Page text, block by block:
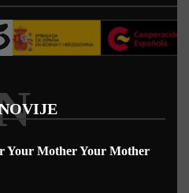
Your Mother Your Mother